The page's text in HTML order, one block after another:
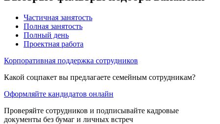
Частичная занятость
Полная занятость
Полный день
Проектная работа
Корпоративная поддержка сотрудников
Какой соцпакет вы предлагаете семейным сотрудникам?
Оформляйте кандидатов онлайн
Проверяйте сотрудников и подписывайте кадровые
документы без бумаг и личных встреч